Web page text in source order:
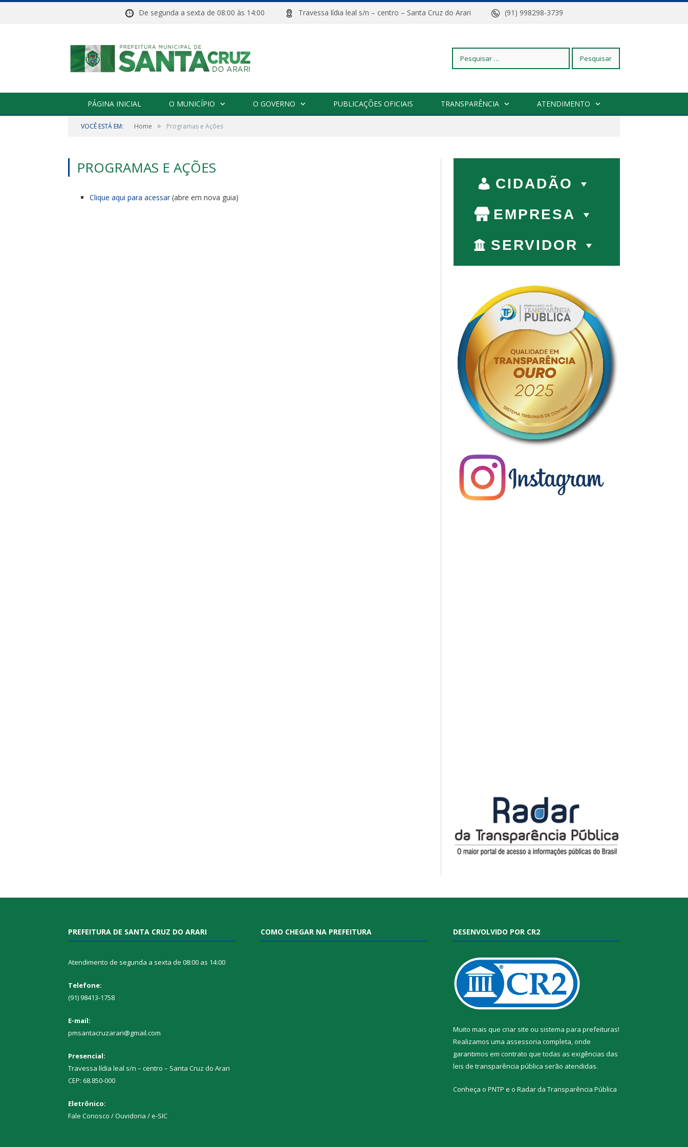
De segunda a sexta de 08:00 às 14:00 Travessa lídia leal s/n – centro – Santa Cruz do Arari (91) 998298-3739
Pesquisar
PÁGINA INICIAL O MUNICÍPIO O GOVERNO PUBLICAÇÕES OFICIAIS TRANSPARÊNCIA ATENDIMENTO
VOCÊ ESTÁ EM: Home » Programas e Ações
PROGRAMAS E AÇÕES
Clique aqui para acessar(abre em nova guia)
CIDADÃO
EMPRESA
SERVIDOR
PREFEITURA DE SANTA CRUZ DO ARARI
Atendimento de segunda a sexta de 08:00 as 14:00
Telefone:
(91) 98413-1758
E-mail:
pmsantacruzarari@gmail.com
Presencial:
Travessa lídia leal s/n – centro – Santa Cruz do Arari
CEP: 68.850-000
Eletrônico:
Fale Conosco / Ouvidoria / e-SIC
COMO CHEGAR NA PREFEITURA DESENVOLVIDO POR CR2
Muito mais que criar site ou sistema para prefeituras!
Realizamos uma assessoria completa, onde
garantimos em contrato que todas as exigências das
leis de transparência pública serão atendidas.
Conheça o PNTP e o Radar da Transparência Pública